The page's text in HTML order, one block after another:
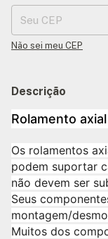
Não sei meu CEP
Descrição
Rolamento
Os rolamentos
podem suportar
não devem ser
Seus
montagem/
Muitos dos